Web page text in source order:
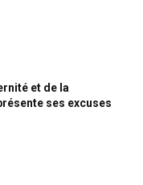
et de la
ses excuses